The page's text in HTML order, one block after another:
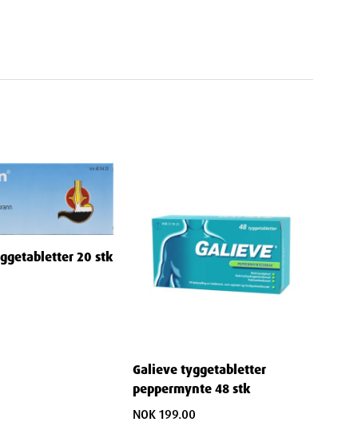
20 stk
Galieve tyggetabletter
peppermynte 48 stk
NOK 199.00